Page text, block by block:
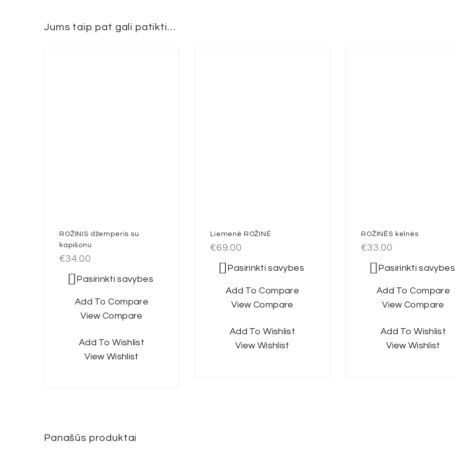
Jums taip pat gali patikti…
ROŽINIS džemperis su
kapišonu
€34.00
Pasirinkti savybes
Add To Compare
View Compare
Add To Wishlist
View Wishlist
Liemenė ROŽINĖ
€69.00
Pasirinkti savybes
Add To Compare
View Compare
Add To Wishlist
View Wishlist
ROŽINĖS kelnės
€33.00
Pasirinkti savybes
Add To Compare
View Compare
Add To Wishlist
View Wishlist
Panašūs produktai